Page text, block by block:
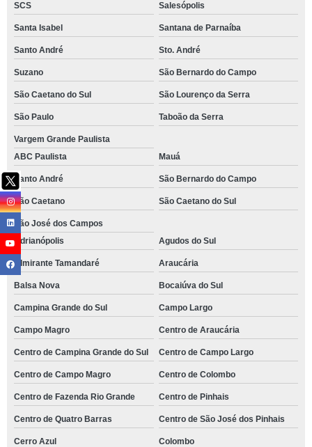
SCS Salesópolis
Santa Isabel Santana de Parnaíba
Santo André Sto. André
Suzano São Bernardo do Campo
São Caetano do Sul São Lourenço da Serra
São Paulo Taboão da Serra
Vargem Grande Paulista
ABC Paulista
Mauá
Santo André São Bernardo do Campo
São Caetano São Caetano do Sul
São José dos Campos
Adrianópolis
Agudos do Sul
Almirante Tamandaré Araucária
Balsa Nova Bocaiúva do Sul
Campina Grande do Sul Campo Largo
Campo Magro Centro de Araucária
Centro de Campina Grande do Sul Centro de Campo Largo
Centro de Campo Magro Centro de Colombo
Centro de Fazenda Rio Grande Centro de Pinhais
Centro de Quatro Barras Centro de São José dos Pinhais
Cerro Azul Colombo